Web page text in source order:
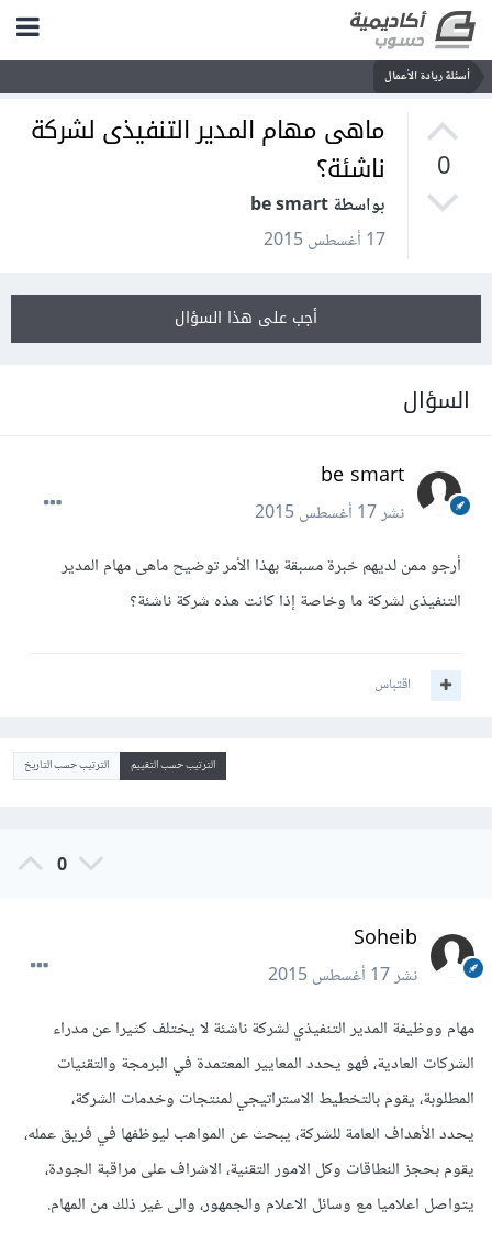
أسئلة ريادة الأعمال
0
ماهى مهام المدير التنفيذى لشركة
ناشئة؟
بواسطة be smart
17 أغسطس 2015
أجب على هذا السؤال
السؤال
be smart
نشر17 أغسطس 2015
أرجو ممن لديهم خبرة مسبقة بهذا الأمر توضيح ماهى مهام المدير
التنفيذى لشركة ما وخاصة إذا كانت هذه شركة ناشئة؟
اقتباس
الترتيب حسب التقييم الترتيب حسب التاريخ
0
Soheib
نشر17 أغسطس 2015
مهام ووظيفة المدير التنفيذي لشركة ناشئة لا يختلف كثيرا عن مدراء
الشركات العادية، فهو يحدد المعايير المعتمدة في البرمجة والتقنيات
المطلوبة، يقوم بالتخطيط الاستراتيجي لمنتجات وخدمات الشركة،
يحدد الأهداف العامة للشركة، يبحث عن المواهب ليوظفها في فريق عمله،
يقوم بحجز النطاقات وكل الامور التقنية، الاشراف على مراقبة الجودة،
يتواصل اعلاميا مع وسائل الاعلام والجمهور، والى غير ذلك من المهام.